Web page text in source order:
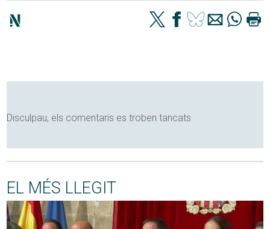
Disculpau, els comentaris es troben tancats
EL MÉS LLEGIT